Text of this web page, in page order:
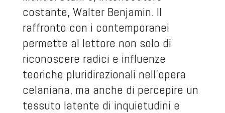
costante, Walter Benjamin. Il
raffronto con i contemporanei
permette al lettore non solo di
riconoscere radici e influenze
teoriche pluridirezionali nell’opera
celaniana, ma anche di percepire un
tessuto latente di inquietudini e